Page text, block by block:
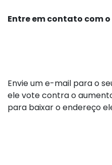
Entre em contato com
Envie um e-mail para o
ele vote contra o
para baixar o endereço